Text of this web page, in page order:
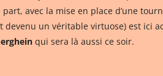
avec la mise en place d’une
devenu un véritable virtuose) est ici
qui sera là aussi ce soir.